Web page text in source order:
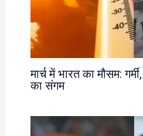
मार्च में भारत का मौसम:
का संगम